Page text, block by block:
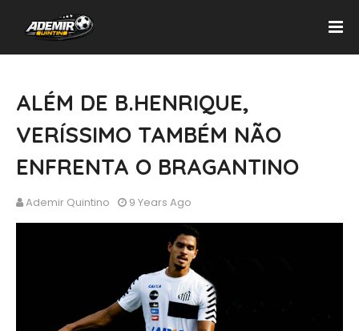
ALÉM DE B.HENRIQUE,
VERÍSSIMO TAMBÉM NÃO
ENFRENTA O BRAGANTINO
Ademir Quintino 9 Years Ago